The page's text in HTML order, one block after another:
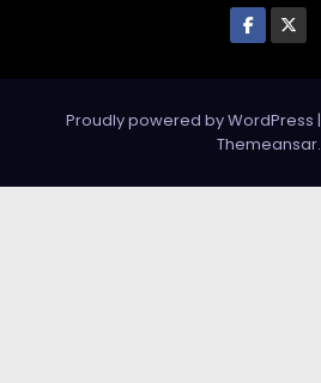
Proudly powered by WordPress |
Themeansar.